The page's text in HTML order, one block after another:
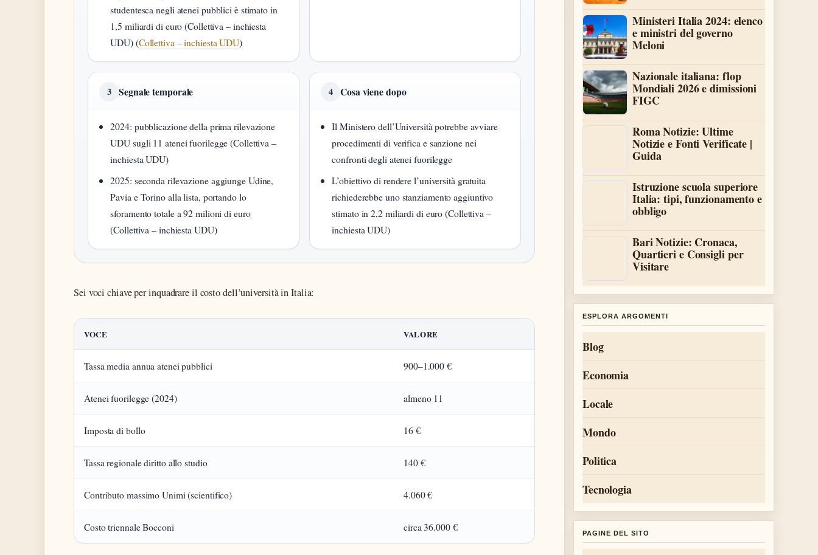
studentesca negli atenei pubblici è stimato in
1,5 miliardi di euro (Collettiva – inchiesta
UDU) (Collettiva – inchiesta UDU)
3 Segnale temporale
2024: pubblicazione della prima rilevazione
UDU sugli 11 atenei fuorilegge (Collettiva –
inchiesta UDU)
2025: seconda rilevazione aggiunge Udine,
Pavia e Torino alla lista, portando lo
sforamento totale a 92 milioni di euro
(Collettiva – inchiesta UDU)
4 Cosa viene dopo
Il Ministero dell’Università potrebbe avviare
procedimenti di verifica e sanzione nei
confronti degli atenei fuorilegge
L’obiettivo di rendere l’università gratuita
richiederebbe uno stanziamento aggiuntivo
stimato in 2,2 miliardi di euro (Collettiva –
inchiesta UDU)
Sei voci chiave per inquadrare il costo dell’università in Italia:
VOCE VALORE
Tassa media annua atenei pubblici 900–1.000 €
Atenei fuorilegge (2024) almeno 11
Imposta di bollo 16 €
Tassa regionale diritto allo studio 140 €
Contributo massimo Unimi (scientifico) 4.060 €
Costo triennale Bocconi circa 36.000 €
Ministeri Italia 2024: elenco
e ministri del governo
Meloni
Nazionale italiana: flop
Mondiali 2026 e dimissioni
FIGC
Roma Notizie: Ultime
Notizie e Fonti Verificate |
Guida
Istruzione scuola superiore
Italia: tipi, funzionamento e
obbligo
Bari Notizie: Cronaca,
Quartieri e Consigli per
Visitare
ESPLORA ARGOMENTI
Blog
Economia
Locale
Mondo
Politica
Tecnologia
PAGINE DEL SITO